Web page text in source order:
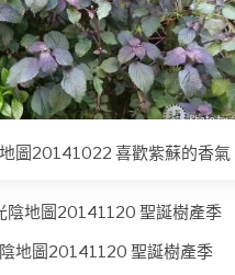
圖20141022 喜歡紫蘇的香氣
地圖20141120 聖誕樹產季